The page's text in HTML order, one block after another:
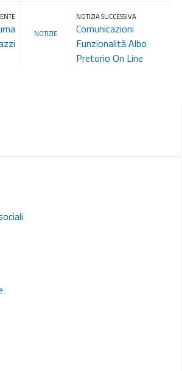
NOTIZIE
NOTIZIA SUCCESSIVA
Comunicazioni
Funzionalità Albo
Pretorio On Line